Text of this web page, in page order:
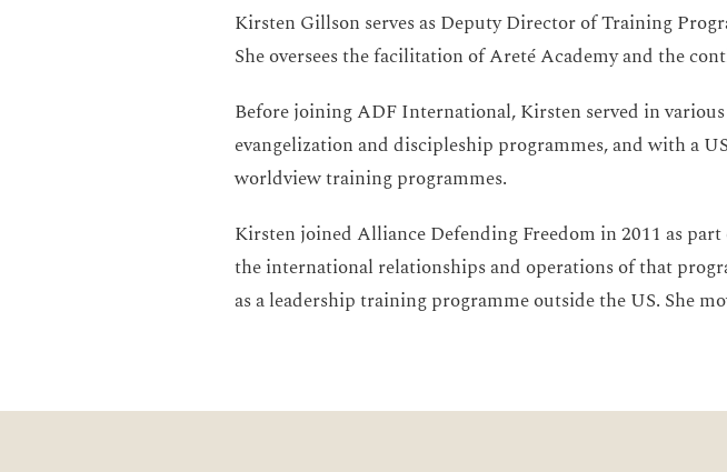
Kirsten Gillson serves as Deputy Director of Training
She oversees the facilitation of Areté Academy and the
Before joining ADF International, Kirsten served in
evangelization and discipleship programmes, and with a
worldview training programmes.
Kirsten joined Alliance Defending Freedom in 2011 as
the international relationships and operations of that
as a leadership training programme outside the US. She